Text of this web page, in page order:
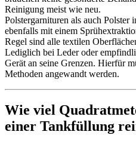
Reinigung meist wie neu.
Polstergarnituren als auch Polster
ebenfalls mit einem
Regel sind alle textilen
Lediglich bei Leder oder
Gerät an seine Grenzen. Hierfür
Methoden angewandt werden.
Wie viel
einer Tankfüllung